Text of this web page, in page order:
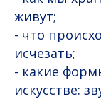
живут;
- что
исчезать;
- какие
искусстве: